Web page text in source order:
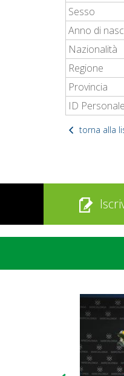
Sesso
Anno di
Nazionalità
Regione
Provincia
ID Personale
torna alla